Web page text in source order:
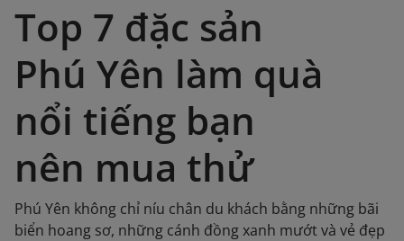
Top 7 đặc sản
Phú Yên làm quà
nổi tiếng bạn
nên mua thử
Phú Yên không chỉ níu chân du khách bằng những bãi
biển hoang sơ, những cánh đồng xanh mướt và vẻ đẹp